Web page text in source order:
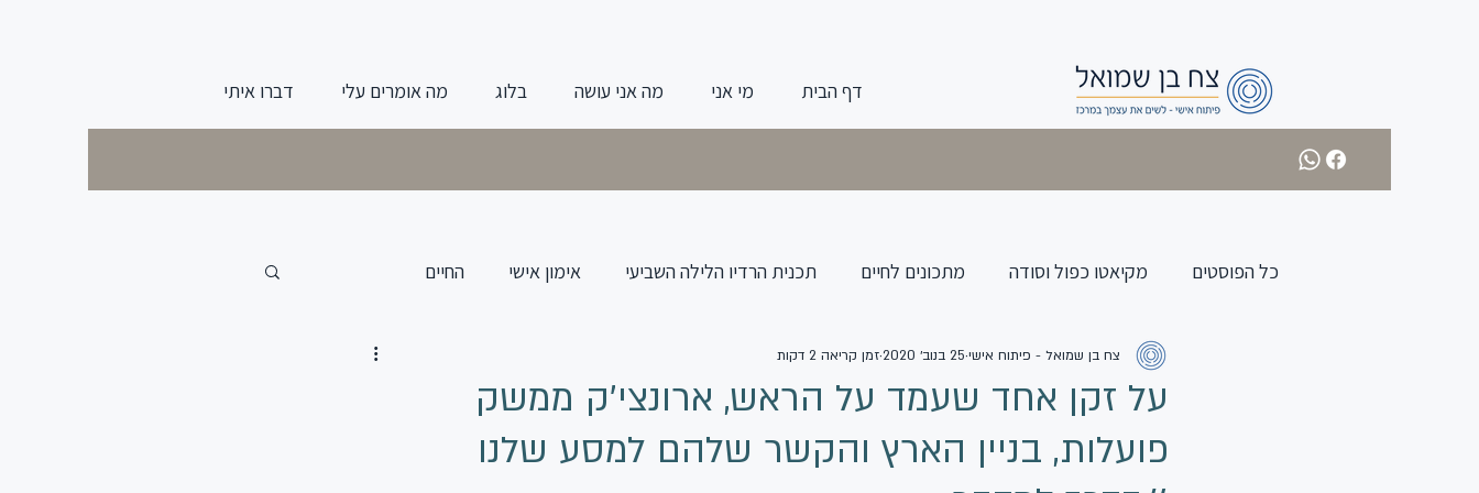
דף הבית מי אני מה אני עושה בלוג מה אומרים עלי דברו איתי
כל הפוסטים מקיאטו כפול וסודה מתכונים לחיים תכנית הרדיו הלילה השביעי אימון אישי החיים
על זקן אחד שעמד על הראש, ארונצי'ק ממשק
פועלות, בניין הארץ והקשר שלהם למסע שלנו
צח בן שמואל - פיתוח אישי 25 בנוב׳ 2020 זמן קריאה 2 דקות